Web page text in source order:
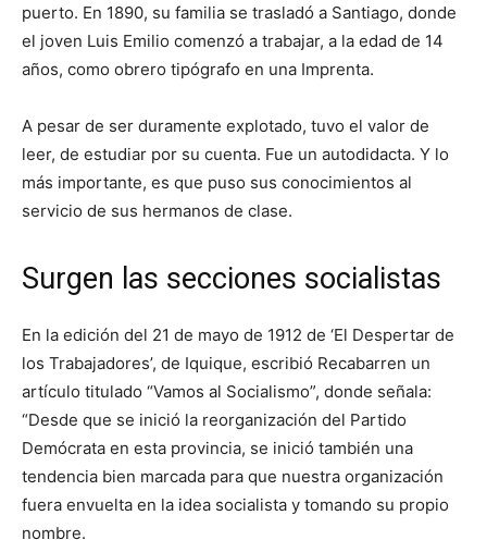
puerto. En 1890, su familia se trasladó a Santiago, donde
el joven Luis Emilio comenzó a trabajar, a la edad de 14
años, como obrero tipógrafo en una Imprenta.
A pesar de ser duramente explotado, tuvo el valor de
leer, de estudiar por su cuenta. Fue un autodidacta. Y lo
más importante, es que puso sus conocimientos al
servicio de sus hermanos de clase.
Surgen las secciones socialistas
En la edición del 21 de mayo de 1912 de ‘El Despertar de
los Trabajadores’, de Iquique, escribió Recabarren un
artículo titulado “Vamos al Socialismo”, donde señala:
“Desde que se inició la reorganización del Partido
Demócrata en esta provincia, se inició también una
tendencia bien marcada para que nuestra organización
fuera envuelta en la idea socialista y tomando su propio
nombre.